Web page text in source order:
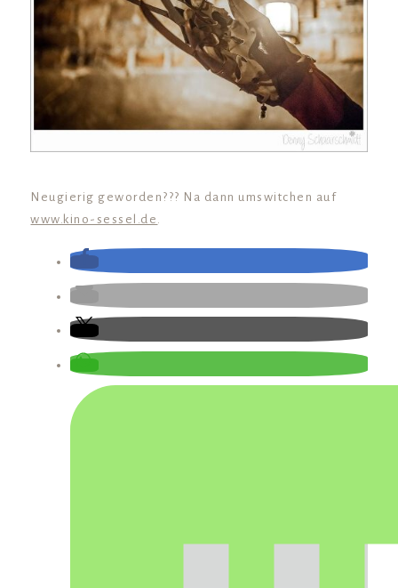
Neugierig geworden??? Na dann umswitchen auf
www.kino-sessel.de .